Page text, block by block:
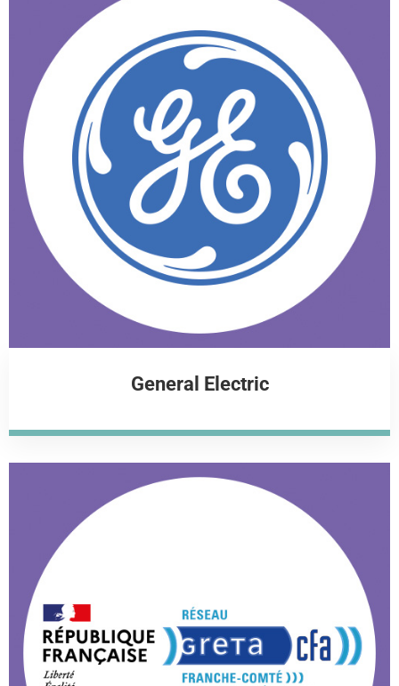
General Electric